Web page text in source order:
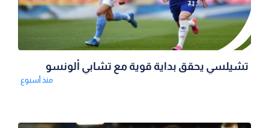
تشيلسي يحقق بداية قوية مع تشابي ألونسو
منذ أسبوع